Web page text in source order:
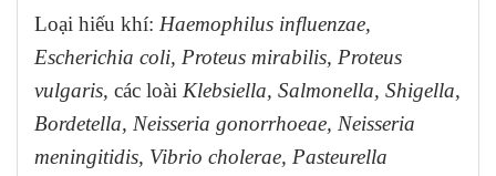
Loại hiếu khí: Haemophilus influenzae,
Escherichia coli, Proteus mirabilis, Proteus
vulgaris, các loài Klebsiella, Salmonella, Shigella,
Bordetella, Neisseria gonorrhoeae, Neisseria
meningitidis, Vibrio cholerae, Pasteurella